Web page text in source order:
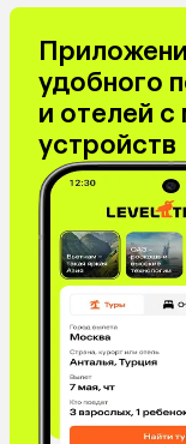
Греция
удобного
и отелей
устройств